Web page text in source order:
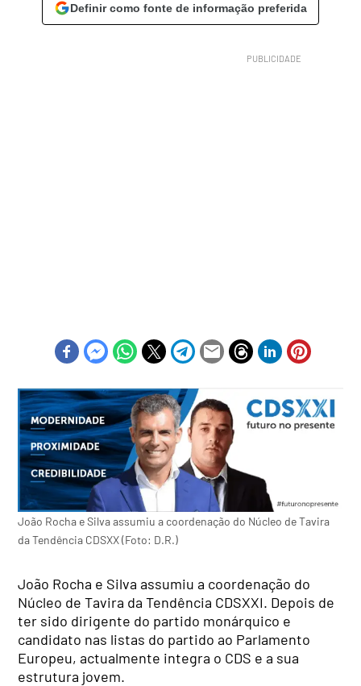
Definir como fonte de informação preferida
João Rocha e Silva assumiu a coordenação do Núcleo de Tavira
da Tendência CDSXX (Foto: D.R.)
João Rocha e Silva assumiu a coordenação do
Núcleo de Tavira da Tendência CDSXXI. Depois de
ter sido dirigente do partido monárquico e
candidato nas listas do partido ao Parlamento
Europeu, actualmente integra o CDS e a sua
estrutura jovem.